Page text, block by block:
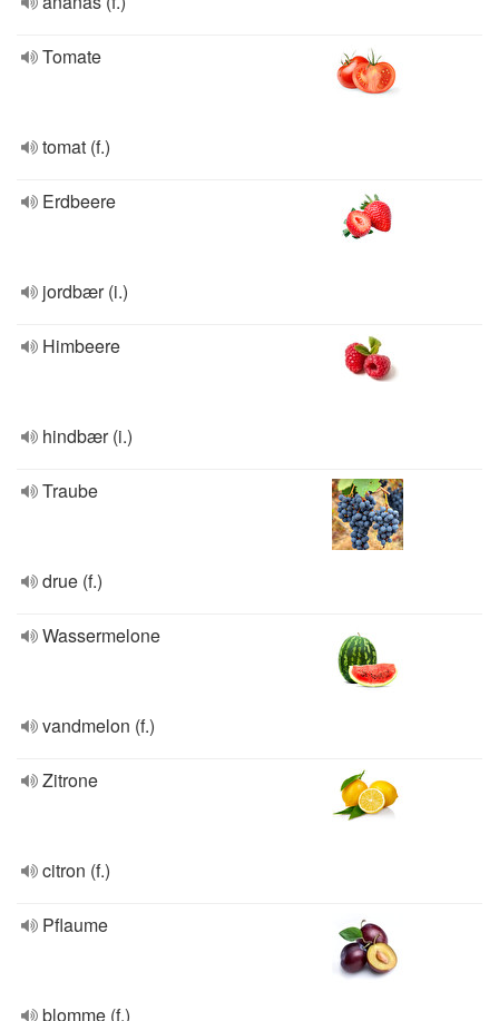
Tomate
tomat (f.)
Erdbeere
jordbær (i.)
Himbeere
hindbær (i.)
Traube
drue (f.)
Wassermelone
vandmelon (f.)
Zitrone
citron (f.)
Pflaume
blomme (f.)